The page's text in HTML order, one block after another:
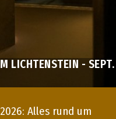
LICHTENSTEIN - SEPT.
Alles rund um